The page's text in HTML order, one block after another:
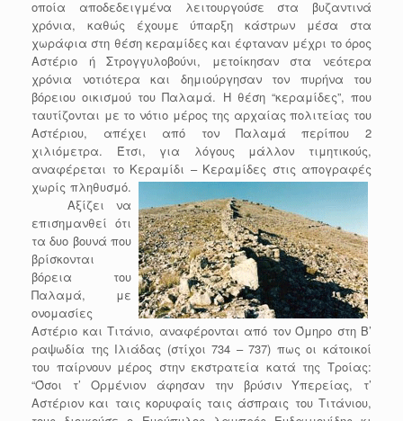
οποία αποδεδειγμένα λειτουργούσε στα βυζαντινά
χρόνια, καθώς έχουμε ύπαρξη κάστρων μέσα στα
χωράφια στη θέση κεραμίδες και έφταναν μέχρι το όρος
Αστέριο ή Στρογγυλοβούνι, μετοίκησαν στα νεότερα
χρόνια νοτιότερα και δημιούργησαν τον πυρήνα του
βόρειου οικισμού του Παλαμά. Η θέση “κεραμίδες”, που
ταυτίζονται με το νότιο μέρος της αρχαίας πολιτείας του
Αστέριου, απέχει από τον Παλαμά περίπου 2
χιλιόμετρα. Έτσι, για λόγους μάλλον τιμητικούς,
αναφέρεται το Κεραμίδι – Κεραμίδες στις απογραφές
χωρίς πληθυσμό.
Αξίζει να
επισημανθεί ότι
τα δυο βουνά που
βρίσκονται
βόρεια του
Παλαμά, με
ονομασίες
Αστέριο και Τιτάνιο, αναφέρονται από τον Όμηρο στη Β’
ραψωδία της Ιλιάδας (στίχοι 734 – 737) πως οι κάτοικοί
του παίρνουν μέρος στην εκστρατεία κατά της Τροίας:
“Όσοι τ’ Ορμένιον άφησαν την βρύσιν Υπερείας, τ’
Αστέριον και ταις κορυφαίς ταις άσπραις του Τιτάνιου,